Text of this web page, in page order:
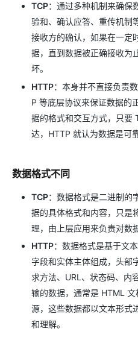
TCP：通过多种机制来确保
验和、确认应答、重传机制
接收方的确认，如果在一定
据，直到数据被正确接收为
坏。
HTTP：本身并不直接负责
P 等底层协议来保证数据的
据的格式和交互方式，只要
达，HTTP 就认为数据是可靠
数据格式不同
TCP：数据格式是二进制的
据的具体格式和内容，只是
理，由上层应用来负责对数
HTTP：数据格式是基于文
字段和实体主体组成，头部
求方法、URL、状态码、内
输的数据，通常是 HTML
源，这些数据都以文本形式
和理解。